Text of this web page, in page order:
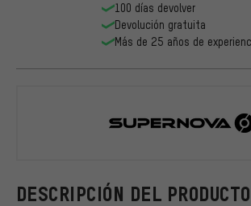
DESCRIPCIÓN DEL PRODUCTO
100 días devolver
Devolución gratuita
Más de 25 años de